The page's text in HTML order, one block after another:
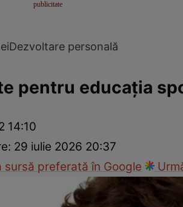
Dezvoltare personală
pentru educaţia
14:10
29 iulie 2026 20:37
preferată în Google